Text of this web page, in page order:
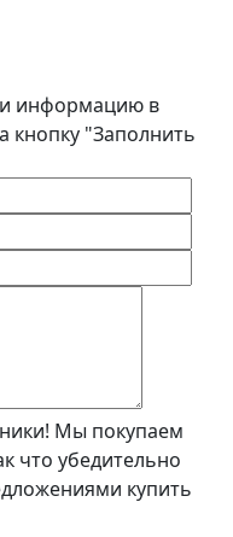
информацию в
кнопку "Заполнить
Мы покупаем
что убедительно
купить